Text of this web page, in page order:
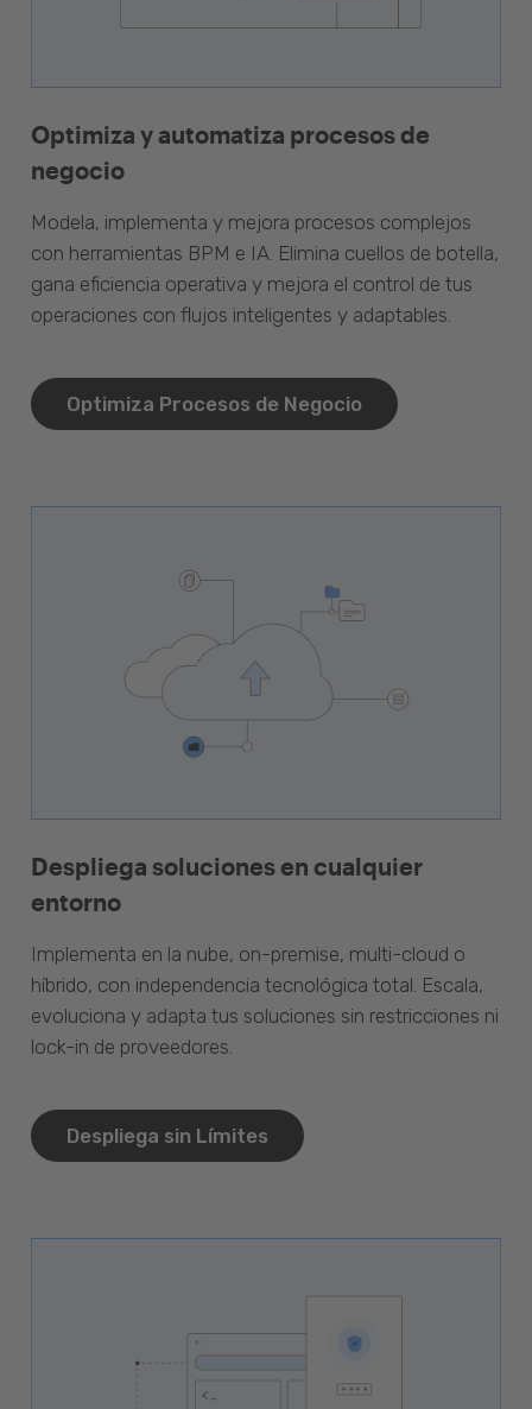
Optimiza y automatiza procesos de
negocio
Modela, implementa y mejora procesos complejos
con herramientas BPM e IA. Elimina cuellos de botella,
gana eficiencia operativa y mejora el control de tus
operaciones con flujos inteligentes y adaptables.
Optimiza Procesos de Negocio
Despliega soluciones en cualquier
entorno
Implementa en la nube, on-premise, multi-cloud o
híbrido, con independencia tecnológica total. Escala,
evoluciona y adapta tus soluciones sin restricciones ni
lock-in de proveedores.
Despliega sin Límites